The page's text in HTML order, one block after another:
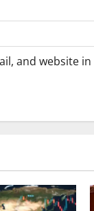
and website